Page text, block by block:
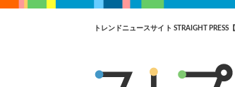
トレンドニュースサイト STRAIGHT PRESS